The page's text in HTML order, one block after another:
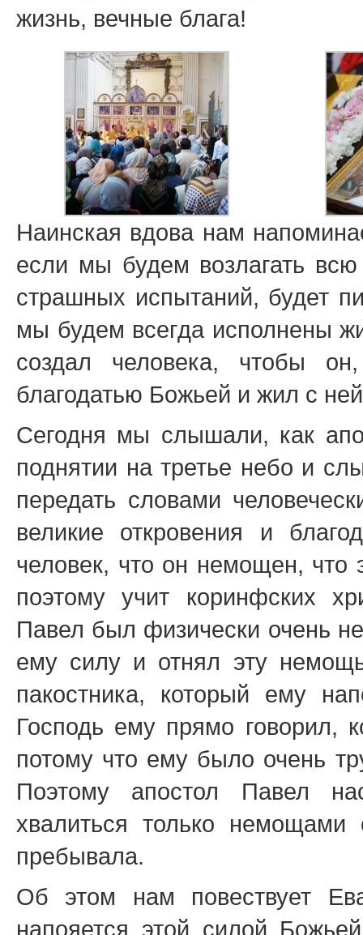
жизнь, вечные блага!
Наинская вдова нам
если мы будем возлагать
страшных испытаний, будет
мы будем всегда исполнены
создал человека, чтобы
благодатью Божьей и жил с
Сегодня мы слышали, как
поднятии на третье небо и
передать словами
великие откровения и
человек, что он немощен,
поэтому учит коринфских
Павел был физически очень
ему силу и отнял эту
пакостника, который ему
Господь ему прямо говорил,
потому что ему было очень
Поэтому апостол Павел
хвалиться только
пребывала.
Об этом нам повествует
напояется этой силой